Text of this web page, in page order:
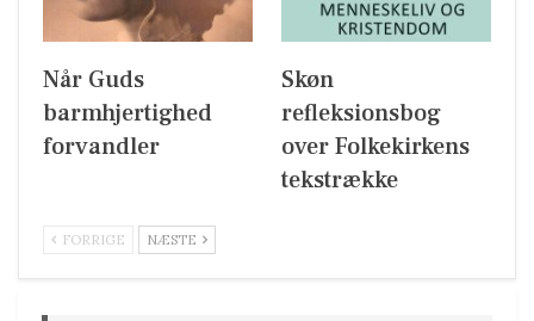
Når Guds
barmhjertighed
forvandler
Skøn
refleksionsbog
over Folkekirkens
tekstrække
FORRIGE NÆSTE